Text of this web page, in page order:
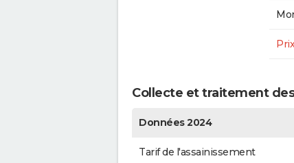
Collecte et traitement
Données 2024
Tarif de l'assainissement